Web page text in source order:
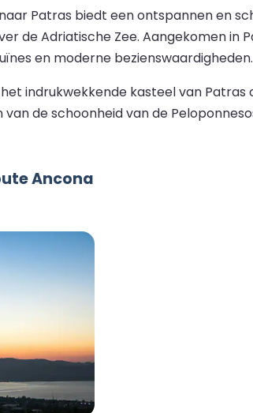
Patras biedt een ontspannen en
de Adriatische Zee. Aangekomen
en moderne bezienswaardigheden.
indrukwekkende kasteel van
de schoonheid van de
Ancona